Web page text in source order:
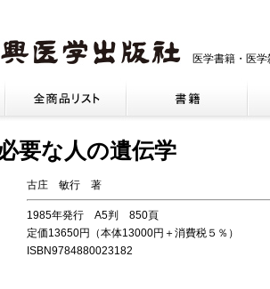
医学書籍・医
要な人の遺伝学
古庄 敏行 著
1985年発行 A5判 850頁
定価13650円（本体13000円＋消費税５％）
ISBN9784880023182